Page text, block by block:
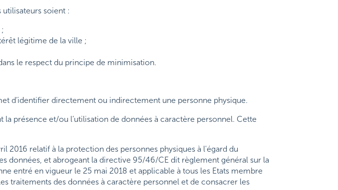
soient :
légitime de la ville ;
le respect du principe de minimisation.
d’identifier directement ou indirectement une personne physique.
la présence et/ou l’utilisation de données à caractère personnel. Cette
2016 relatif à la protection des personnes physiques à l'égard du
données, et abrogeant la directive 95/46/CE dit règlement général sur la
entré en vigueur le 25 mai 2018 et applicable à tous les Etats membre
traitements des données à caractère personnel et de consacrer les